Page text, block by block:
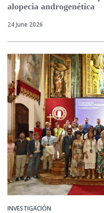
alopecia androgenética
24 June 2026
INVESTIGACIÓN